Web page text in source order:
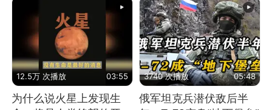
12.5万 次播放 03:55
为什么说火星上发现生
3740 次播放 05:48
俄军坦克兵潜伏敌后半